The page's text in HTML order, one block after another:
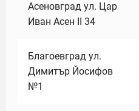
Асеновград ул. Цар
Иван Асен II 34
Благоевград ул.
Димитър Йосифов
№1